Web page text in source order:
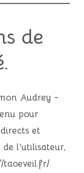
de
Audrey –
pour
et
l’utilisateur,
taoeveil.fr/.